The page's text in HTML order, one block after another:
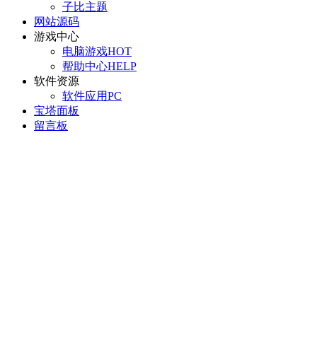
子比主题
网站源码
游戏中心
电脑游戏HOT
帮助中心HELP
软件资源
软件应用PC
宝塔面板
留言板